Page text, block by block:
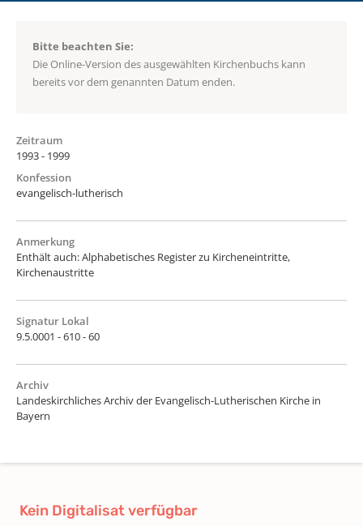
Bitte beachten Sie:
Die Online-Version des ausgewählten Kirchenbuchs kann
bereits vor dem genannten Datum enden.
Zeitraum
1993 - 1999
Konfession
evangelisch-lutherisch
Anmerkung
Enthält auch: Alphabetisches Register zu Kircheneintritte,
Kirchenaustritte
Signatur Lokal
9.5.0001 - 610 - 60
Archiv
Landeskirchliches Archiv der Evangelisch-Lutherischen Kirche in
Bayern
Kein Digitalisat verfügbar